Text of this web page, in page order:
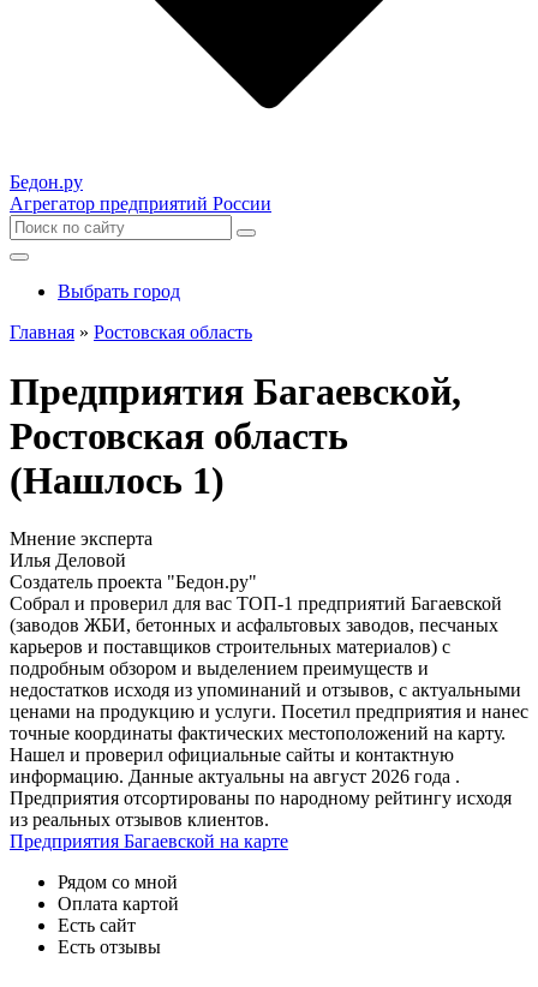
Бедон.ру
Агрегатор предприятий России
Выбрать город
Главная » Ростовская область
Предприятия Багаевской,
Ростовская область
(Нашлось 1)
Мнение эксперта
Илья Деловой
Создатель проекта "Бедон.ру"
Собрал и проверил для вас ТОП-1 предприятий Багаевской
(заводов ЖБИ, бетонных и асфальтовых заводов, песчаных
карьеров и поставщиков строительных материалов) с
подробным обзором и выделением преимуществ и
недостатков исходя из упоминаний и отзывов, с актуальными
ценами на продукцию и услуги. Посетил предприятия и нанес
точные координаты фактических местоположений на карту.
Нашел и проверил официальные сайты и контактную
информацию. Данные актуальны на август 2026 года .
Предприятия отсортированы по народному рейтингу исходя
из реальных отзывов клиентов.
Предприятия Багаевской на карте
Рядом со мной
Оплата картой
Есть сайт
Есть отзывы